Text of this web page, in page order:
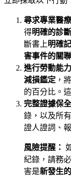
尋求專業醫
得明確的診
斷書上明確
害事件的關
進行勞動能
減損鑑定 ，
的百分比。
完整證據保全
錄，以及所
證人證詞、
風險提醒：
紀錄，請務
害是新發生的